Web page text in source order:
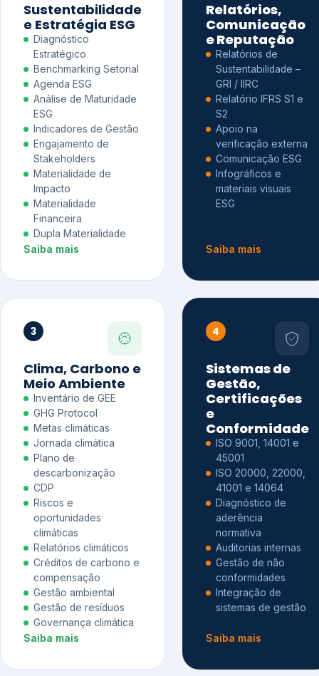
Sustentabilidade
e Estratégia ESG
Diagnóstico
Estratégico
Benchmarking Setorial
Agenda ESG
Análise de Maturidade
ESG
Indicadores de Gestão
Engajamento de
Stakeholders
Materialidade de
Impacto
Materialidade
Financeira
Dupla Materialidade
Saiba mais
Relatórios,
Comunicação
e Reputação
Relatórios de
Sustentabilidade –
GRI / IIRC
Relatório IFRS S1 e
S2
Apoio na
verificação externa
Comunicação ESG
Infográficos e
materiais visuais
ESG
Saiba mais
3
Clima, Carbono e
Meio Ambiente
Inventário de GEE
GHG Protocol
Metas climáticas
Jornada climática
Plano de
descarbonização
CDP
Riscos e
oportunidades
climáticas
Relatórios climáticos
Créditos de carbono e
compensação
Gestão ambiental
Gestão de resíduos
Governança climática
Saiba mais
4
Sistemas de
Gestão,
Certificações
e
Conformidade
ISO 9001, 14001 e
45001
ISO 20000, 22000,
41001 e 14064
Diagnóstico de
aderência
normativa
Auditorias internas
Gestão de não
conformidades
Integração de
sistemas de gestão
Saiba mais